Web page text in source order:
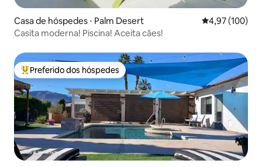
Casa de hóspedes ⋅ Palm Desert 4,97 de uma
4,97 (100)
Casita moderna! Piscina! Aceita cães!
Entre os melhores preferidos dos hóspedes
Preferido dos hóspedes